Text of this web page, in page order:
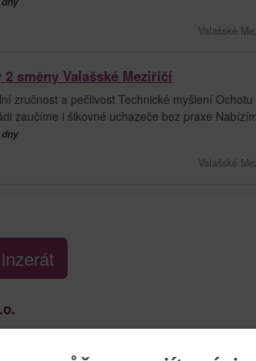
Valašské
směny Valašské Meziříčí
zručnost a pečlivost Technické myšlení
zaučíme i šikovné uchazeče bez praxe
Valašské